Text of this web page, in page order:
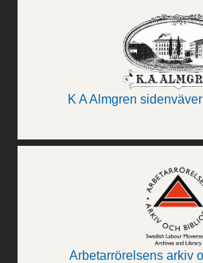
K A Almgren
Arbetarrörelsens arkiv